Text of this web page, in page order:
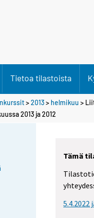
Tietoa tilastoista
>2013> helmikuu >
2013 ja 2012
Tämä